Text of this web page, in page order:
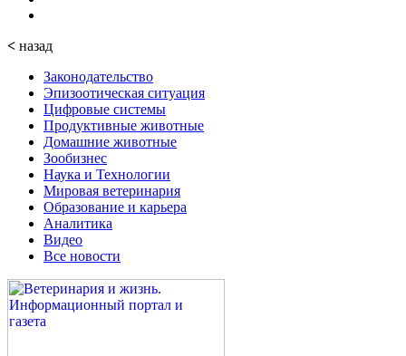
< назад
Законодательство
Эпизоотическая ситуация
Цифровые системы
Продуктивные животные
Домашние животные
Зообизнес
Наука и Технологии
Мировая ветеринария
Образование и карьера
Аналитика
Видео
Все новости